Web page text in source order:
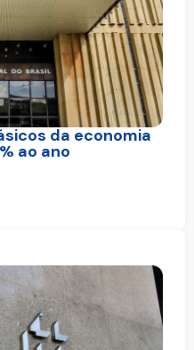
da economia
ao ano